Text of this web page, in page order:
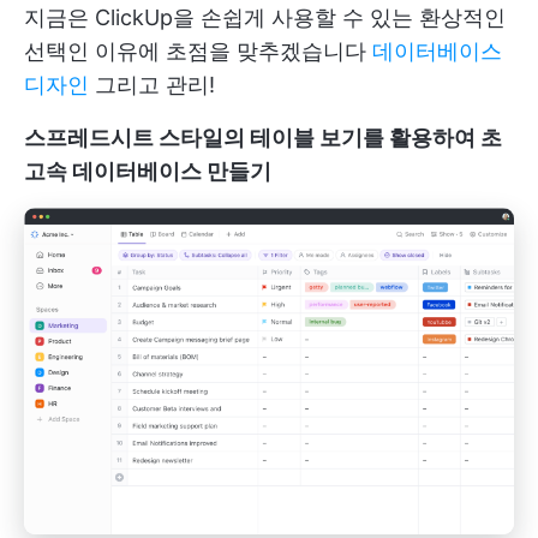
지금은 ClickUp을 손쉽게 사용할 수 있는 환상적인
선택인 이유에 초점을 맞추겠습니다 데이터베이스
디자인 그리고 관리!
스프레드시트 스타일의 테이블 보기를 활용하여 초
고속 데이터베이스 만들기